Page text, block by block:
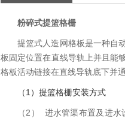
粉碎式提篮格栅
提篮式人造网格板是一种自
板固定位置在直线导轨上并且能
格板活动链接在直线导轨底下并
（1）提篮格栅安装方式
（2） 进水管渠布置及进